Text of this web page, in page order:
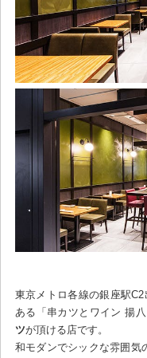
東京メトロ各線の銀座駅
ある「串カツとワイン 揚
ツが頂ける店です。
和モダンでシックな雰囲気